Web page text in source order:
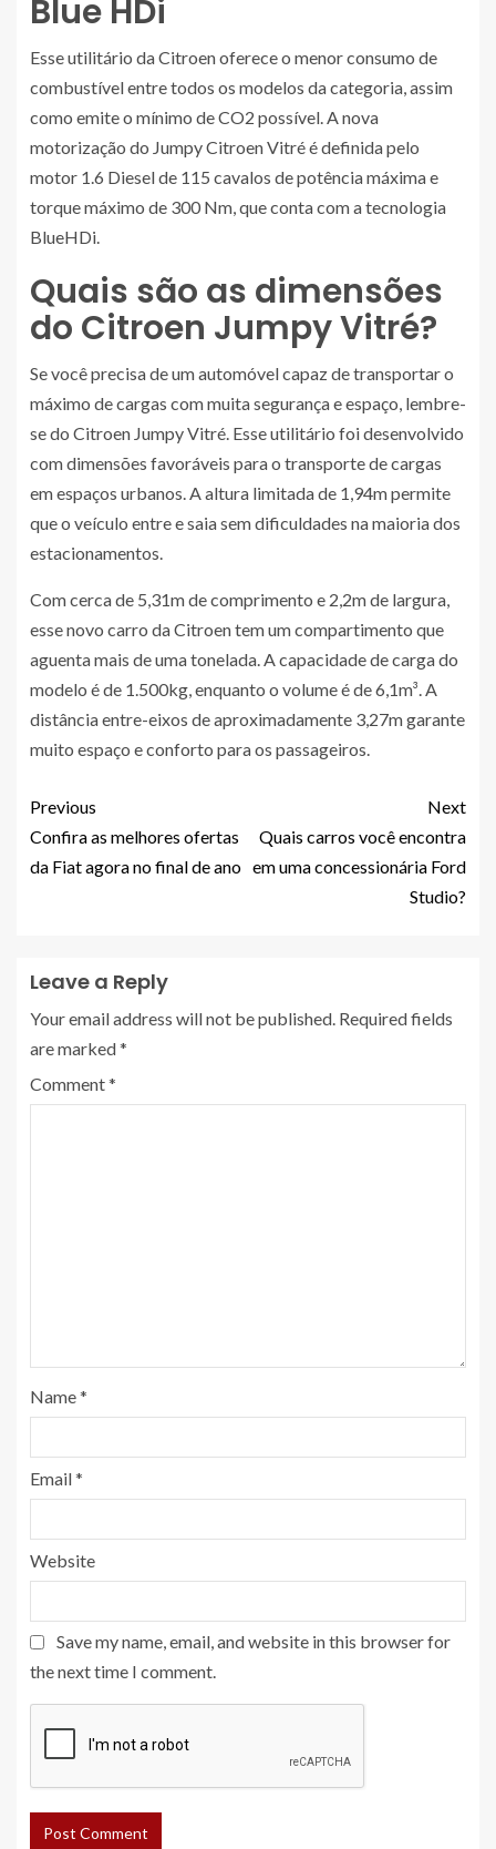
Blue HDi
Esse utilitário da Citroen oferece o menor consumo de
combustível entre todos os modelos da categoria, assim
como emite o mínimo de CO2 possível. A nova
motorização do Jumpy Citroen Vitré é definida pelo
motor 1.6 Diesel de 115 cavalos de potência máxima e
torque máximo de 300 Nm, que conta com a tecnologia
BlueHDi.
Quais são as dimensões
do Citroen Jumpy Vitré?
Se você precisa de um automóvel capaz de transportar o
máximo de cargas com muita segurança e espaço, lembre-
se do Citroen Jumpy Vitré. Esse utilitário foi desenvolvido
com dimensões favoráveis para o transporte de cargas
em espaços urbanos. A altura limitada de 1,94m permite
que o veículo entre e saia sem dificuldades na maioria dos
estacionamentos.
Com cerca de 5,31m de comprimento e 2,2m de largura,
esse novo carro da Citroen tem um compartimento que
aguenta mais de uma tonelada. A capacidade de carga do
modelo é de 1.500kg, enquanto o volume é de 6,1m³. A
distância entre-eixos de aproximadamente 3,27m garante
muito espaço e conforto para os passageiros.
Previous
Confira as melhores ofertas
da Fiat agora no final de ano
Next
Quais carros você encontra
em uma concessionária Ford
Studio?
Leave a Reply
Your email address will not be published. Required fields
are marked*
Comment*
Name*
Email*
Website
Save my name, email, and website in this browser for
the next time I comment.